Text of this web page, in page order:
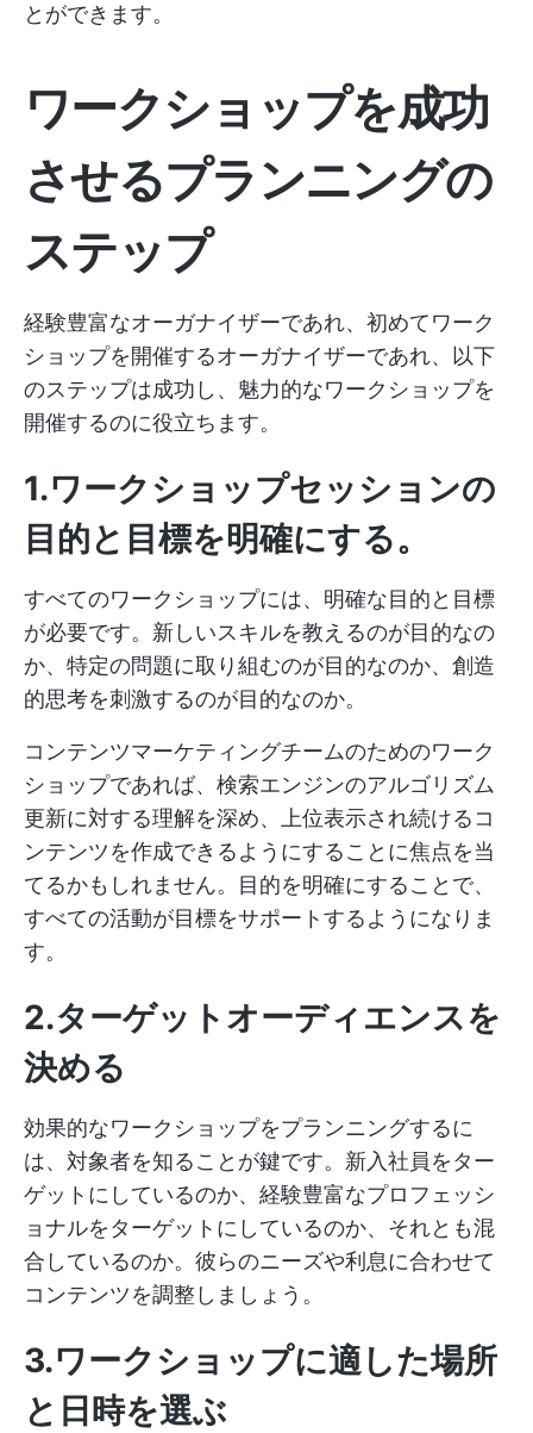
とができます。
ワークショップを成功
させるプランニングの
ステップ
経験豊富なオーガナイザーであれ、初めてワーク
ショップを開催するオーガナイザーであれ、以下
のステップは成功し、魅力的なワークショップを
開催するのに役立ちます。
1.ワークショップセッションの
目的と目標を明確にする。
すべてのワークショップには、明確な目的と目標
が必要です。新しいスキルを教えるのが目的なの
か、特定の問題に取り組むのが目的なのか、創造
的思考を刺激するのが目的なのか。
コンテンツマーケティングチームのためのワーク
ショップであれば、検索エンジンのアルゴリズム
更新に対する理解を深め、上位表示され続けるコ
ンテンツを作成できるようにすることに焦点を当
てるかもしれません。目的を明確にすることで、
すべての活動が目標をサポートするようになりま
す。
2.ターゲットオーディエンスを
決める
効果的なワークショップをプランニングするに
は、対象者を知ることが鍵です。新入社員をター
ゲットにしているのか、経験豊富なプロフェッシ
ョナルをターゲットにしているのか、それとも混
合しているのか。彼らのニーズや利息に合わせて
コンテンツを調整しましょう。
3.ワークショップに適した場所
と日時を選ぶ